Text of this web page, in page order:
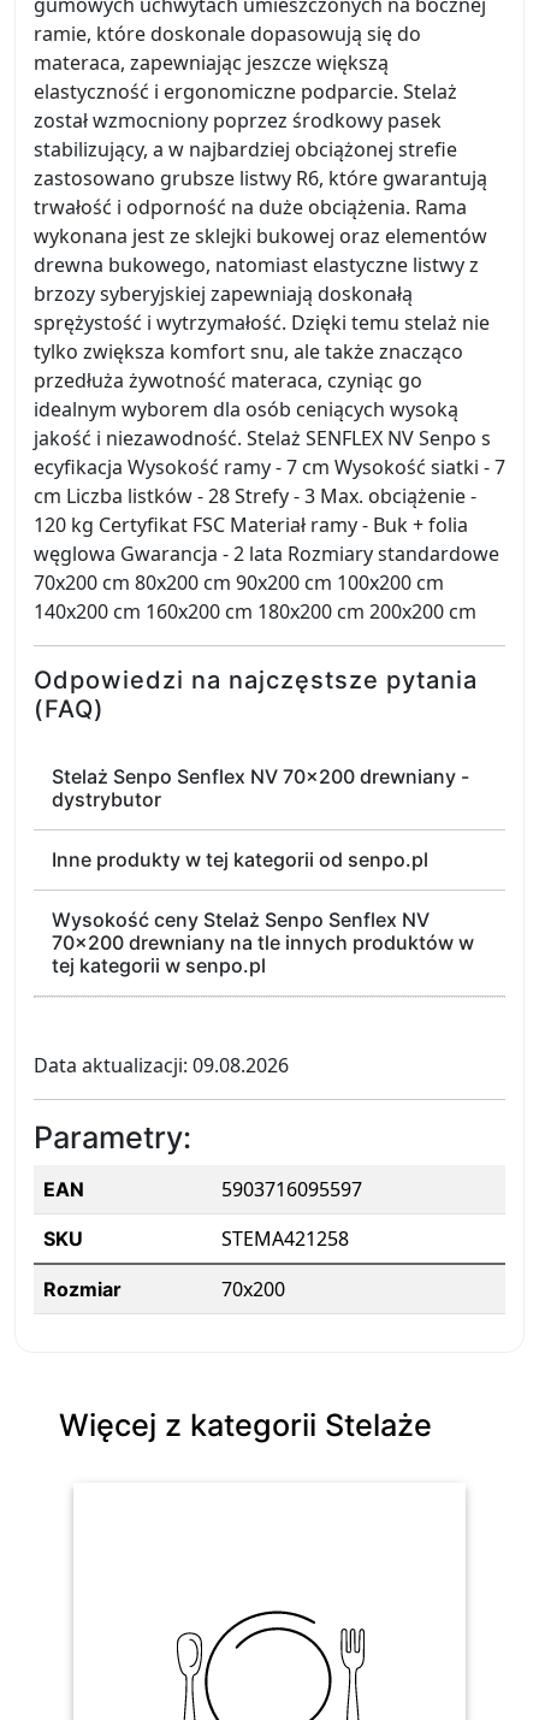
ramie, które doskonale dopasowują się do
materaca, zapewniając jeszcze większą
elastyczność i ergonomiczne podparcie. Stelaż
został wzmocniony poprzez środkowy pasek
stabilizujący, a w najbardziej obciążonej strefie
zastosowano grubsze listwy R6, które gwarantują
trwałość i odporność na duże obciążenia. Rama
wykonana jest ze sklejki bukowej oraz elementów
drewna bukowego, natomiast elastyczne listwy z
brzozy syberyjskiej zapewniają doskonałą
sprężystość i wytrzymałość. Dzięki temu stelaż nie
tylko zwiększa komfort snu, ale także znacząco
przedłuża żywotność materaca, czyniąc go
idealnym wyborem dla osób ceniących wysoką
jakość i niezawodność. Stelaż SENFLEX NV Senpo s
ecyfikacja Wysokość ramy - 7 cm Wysokość siatki - 7
cm Liczba listków - 28 Strefy - 3 Max. obciążenie -
120 kg Certyfikat FSC Materiał ramy - Buk + folia
węglowa Gwarancja - 2 lata Rozmiary standardowe
70x200 cm 80x200 cm 90x200 cm 100x200 cm
140x200 cm 160x200 cm 180x200 cm 200x200 cm
Odpowiedzi na najczęstsze pytania
(FAQ)
Stelaż Senpo Senflex NV 70x200 drewniany -
dystrybutor
Inne produkty w tej kategorii od senpo.pl
Wysokość ceny Stelaż Senpo Senflex NV
70x200 drewniany na tle innych produktów w
tej kategorii w senpo.pl
Data aktualizacji: 09.08.2026
Parametry:
EAN 5903716095597
SKU STEMA421258
Rozmiar 70x200
Więcej z kategorii Stelaże